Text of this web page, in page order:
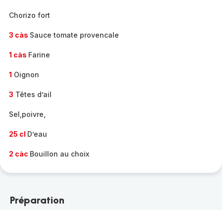
Chorizo fort
3 càs Sauce tomate provencale
1 càs Farine
1 Oignon
3 Têtes d’ail
Sel,poivre,
25 cl D’eau
2 càc Bouillon au choix
Préparation